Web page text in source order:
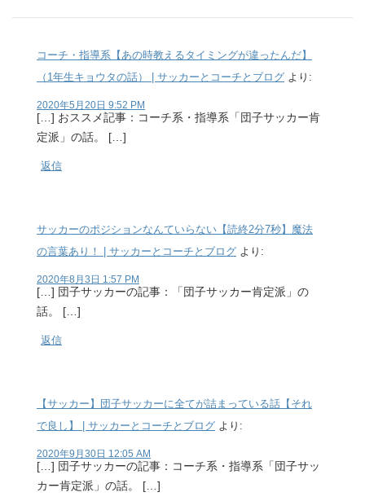
コーチ・指導系【あの時教えるタイミングが違ったんだ】
（1年生キョウタの話） | サッカーとコーチとブログ より:
2020年5月20日 9:52 PM
[…] おススメ記事：コーチ系・指導系「団子サッカー肯
定派」の話。 […]
返信
サッカーのポジションなんていらない【読終2分7秒】魔法
の言葉あり！ | サッカーとコーチとブログ より:
2020年8月3日 1:57 PM
[…] 団子サッカーの記事：「団子サッカー肯定派」の
話。 […]
返信
【サッカー】団子サッカーに全てが詰まっている話【それ
で良し】 | サッカーとコーチとブログ より:
2020年9月30日 12:05 AM
[…] 団子サッカーの記事：コーチ系・指導系「団子サッ
カー肯定派」の話。 […]